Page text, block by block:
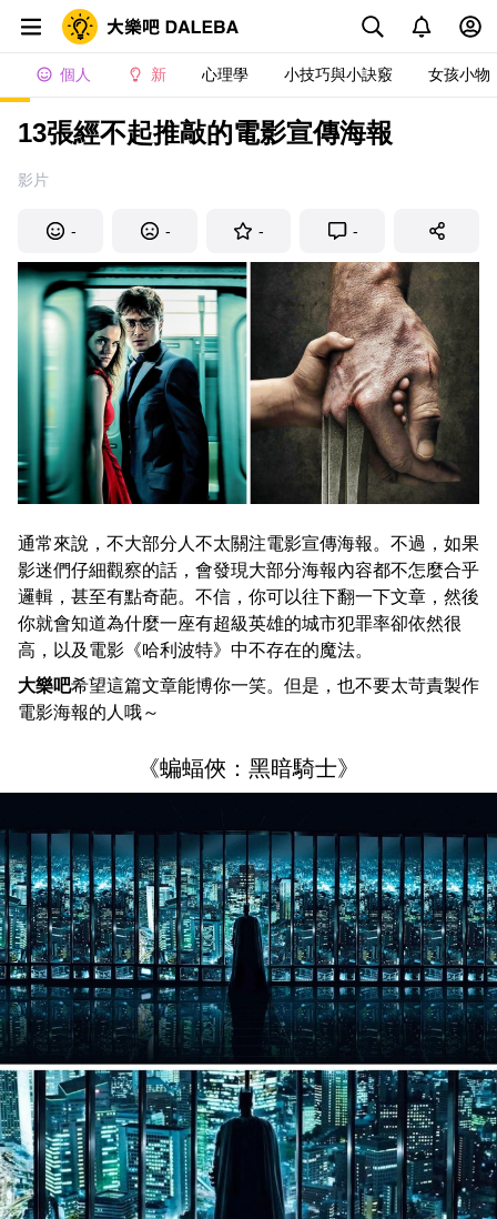
個人 新 心理學 小技巧與小訣竅 女孩小物
13張經不起推敲的電影宣傳海報
影片
- - - -
通常來說，不大部分人不太關注電影宣傳海報。不過，如果
影迷們仔細觀察的話，會發現大部分海報內容都不怎麼合乎
邏輯，甚至有點奇葩。不信，你可以往下翻一下文章，然後
你就會知道為什麼一座有超級英雄的城市犯罪率卻依然很
高，以及電影《哈利波特》中不存在的魔法。
大樂吧希望這篇文章能博你一笑。但是，也不要太苛責製作
電影海報的人哦～
《蝙蝠俠：黑暗騎士》